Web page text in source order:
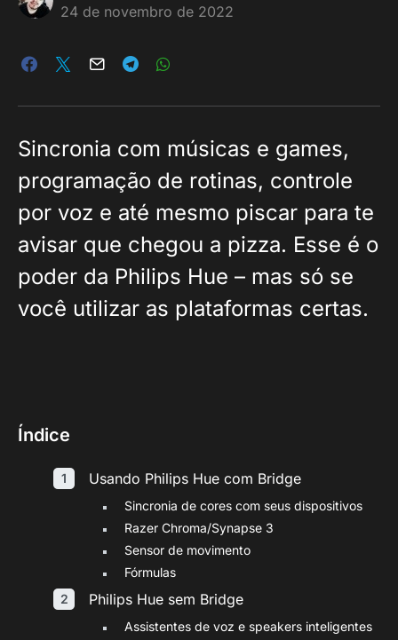
24 de novembro de 2022
Sincronia com músicas e games,
programação de rotinas, controle
por voz e até mesmo piscar para te
avisar que chegou a pizza. Esse é o
poder da Philips Hue – mas só se
você utilizar as plataformas certas.
Índice
Usando Philips Hue com Bridge
Sincronia de cores com seus dispositivos
Razer Chroma/Synapse 3
Sensor de movimento
Fórmulas
Philips Hue sem Bridge
Assistentes de voz e speakers inteligentes